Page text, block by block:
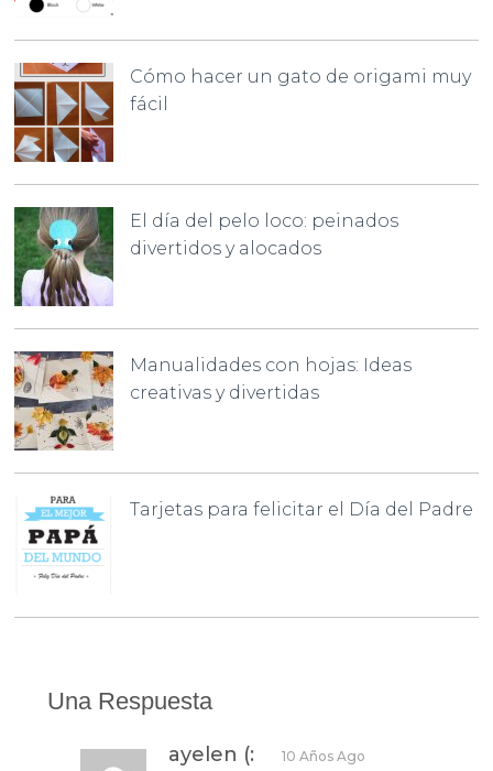
Cómo hacer un gato de origami muy
fácil
El día del pelo loco: peinados
divertidos y alocados
Manualidades con hojas: Ideas
creativas y divertidas
Tarjetas para felicitar el Día del Padre
Una Respuesta
ayelen (: 10 Años Ago